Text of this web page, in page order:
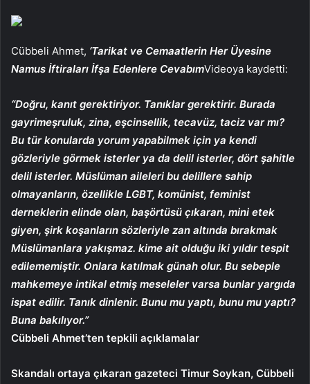
Cübbeli Ahmet, ‘Tarikat ve Cemaatlerin Her Üyesine
Namus İftiraları İfşa Edenlere CevabımVideoya kaydetti:
“Doğru, kanıt gerektiriyor. Tanıklar gerektirir. Burada
gayrimeşruluk, zina, eşcinsellik, tecavüz, taciz var mı?
Bu tür konularda yorum yapabilmek için ya kendi
gözleriyle görmek isterler ya da delil isterler, dört şahitle
delil isterler. Müslüman aileleri bu delillere sahip
olmayanların, özellikle LGBT, komünist, feminist
derneklerin elinde olan, başörtüsü çıkaran, mini etek
giyen, şirk koşanların sözleriyle zan altında bırakmak
Müslümanlara yakışmaz. kime ait olduğu iki yıldır tespit
edilememiştir. Onlara katılmak günah olur. Bu sebeple
mahkemeye intikal etmiş meseleler varsa bunlar yargıda
ispat edilir. Tanık dinlenir. Bunu mu yaptı, bunu mu yaptı?
Buna bakılıyor.”
Cübbeli Ahmet’ten tepkili açıklamalar
Skandalı ortaya çıkaran gazeteci Timur Soykan, Cübbeli